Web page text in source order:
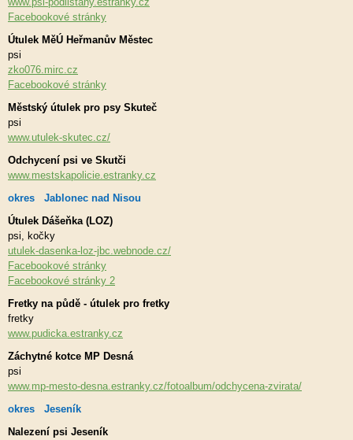
Facebookové stránky
Útulek MěÚ Heřmanův Městec
psi
zko076.mirc.cz
Facebookové stránky
Městský útulek pro psy Skuteč
psi
www.utulek-skutec.cz/
Odchycení psi ve Skutči
www.mestskapolicie.estranky.cz
okres Jablonec nad Nisou
Útulek Dášeňka (LOZ)
psi, kočky
utulek-dasenka-loz-jbc.webnode.cz/
Facebookové stránky
Facebookové stránky 2
Fretky na půdě - útulek pro fretky
fretky
www.pudicka.estranky.cz
Záchytné kotce MP Desná
psi
www.mp-mesto-desna.estranky.cz/fotoalbum/odchycena-zvirata/
okres Jeseník
Nalezení psi Jeseník